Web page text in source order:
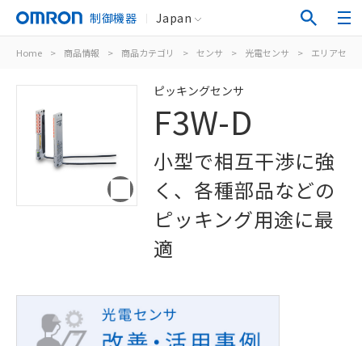
制御機器 Japan
Home > 商品情報 > 商品カテゴリ > センサ > 光電センサ > エリアセン
ピッキングセンサ
F3W-D
小型で相互干渉に強
く、各種部品などの
ピッキング用途に最
適